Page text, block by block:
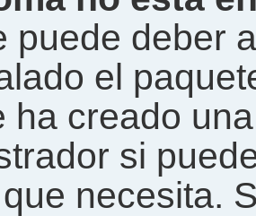
puede deber
el
ha creado
si
necesita.